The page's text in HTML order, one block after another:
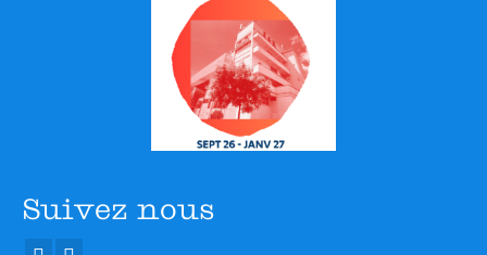
Suivez nous